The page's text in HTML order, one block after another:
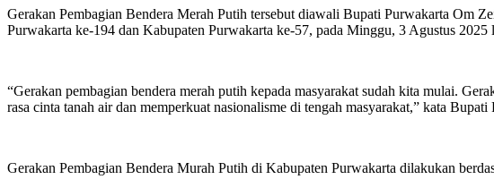
Gerakan Pembagian Bendera Merah Putih tersebut diawali Bupati Purwakarta Om
Purwakarta ke-194 dan Kabupaten Purwakarta ke-57, pada Minggu, 3 Agustus 2025
“Gerakan pembagian bendera merah putih kepada masyarakat sudah kita mulai.
rasa cinta tanah air dan memperkuat nasionalisme di tengah masyarakat,” kata
Gerakan Pembagian Bendera Murah Putih di Kabupaten Purwakarta dilakukan